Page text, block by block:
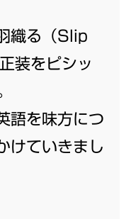
織る（Slip
装をピシッ
語を味方につ
けていきまし